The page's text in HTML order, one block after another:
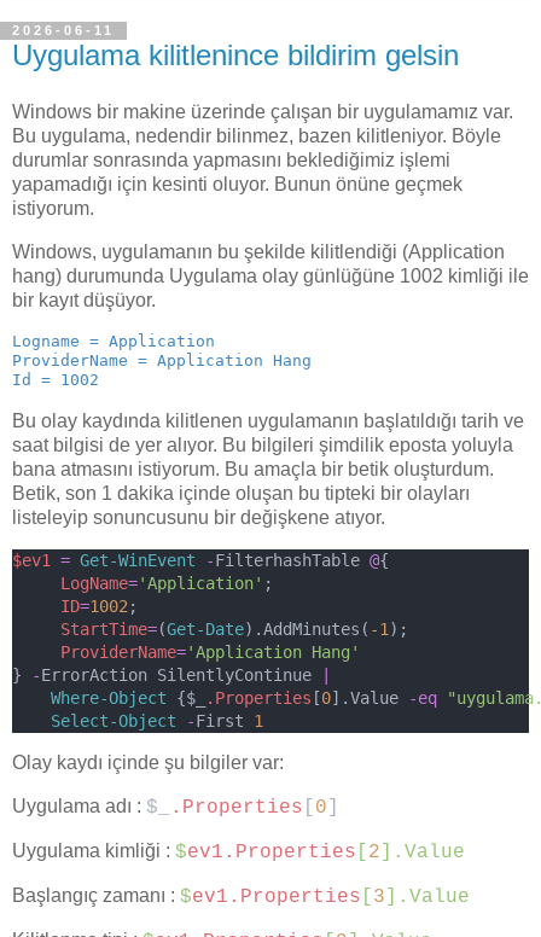
2026-06-11
Uygulama kilitlenince bildirim gelsin
Windows bir makine üzerinde çalışan bir uygulamamız var.
Bu uygulama, nedendir bilinmez, bazen kilitleniyor. Böyle
durumlar sonrasında yapmasını beklediğimiz işlemi
yapamadığı için kesinti oluyor. Bunun önüne geçmek
istiyorum.
Windows, uygulamanın bu şekilde kilitlendiği (Application
hang) durumunda Uygulama olay günlüğüne 1002 kimliği ile
bir kayıt düşüyor.
Logname = Application
ProviderName = Application Hang
Id = 1002
Bu olay kaydında kilitlenen uygulamanın başlatıldığı tarih ve
saat bilgisi de yer alıyor. Bu bilgileri şimdilik eposta yoluyla
bana atmasını istiyorum. Bu amaçla bir betik oluşturdum.
Betik, son 1 dakika içinde oluşan bu tipteki bir olayları
listeleyip sonuncusunu bir değişkene atıyor.
$ev1 = Get-WinEvent -FilterhashTable @{
LogName='Application' ;
ID=1002 ;
StartTime=(Get-Date).AddMinutes( -1 );
ProviderName='Application Hang'
}
-ErrorAction SilentlyContinue
|
Where-Object {$_ .Properties [0].Value -eq
Select-Object
-First 1
Olay kaydı içinde şu bilgiler var:
Uygulama adı : $_ .Properties 0
Uygulama kimliği : $ev1.Properties 2 ].Value
Başlangıç zamanı : $ev1.Properties 3 ].Value